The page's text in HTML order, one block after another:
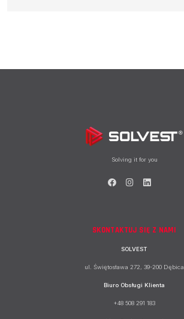
Solving it for you
SKONTAKTUJ SIĘ Z NAMI
SOLVEST
ul. Świętosława 272, 39-200 Dębica
Biuro Obsługi Klienta
+48 508 291 183